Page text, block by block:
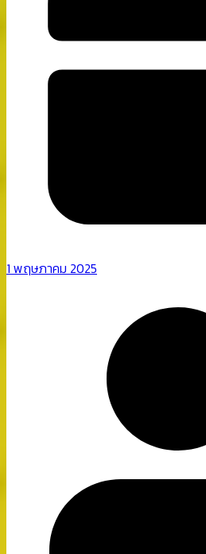
1 พฤษภาคม 2025